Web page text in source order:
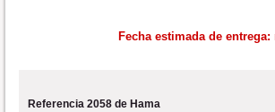
Fecha estimada de entrega:
Referencia 2058 de Hama